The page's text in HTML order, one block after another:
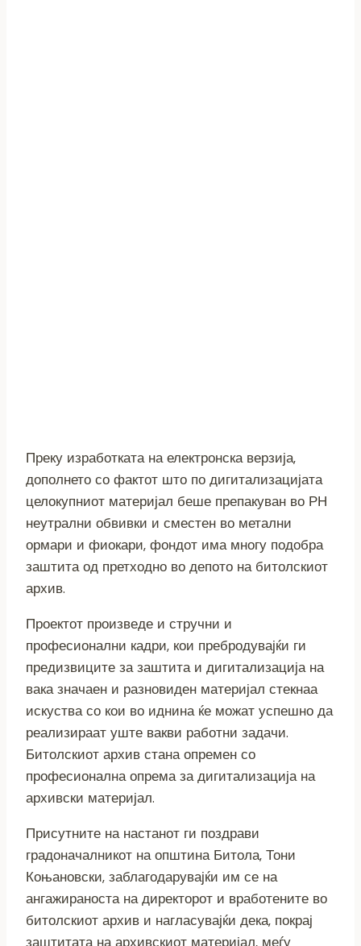
Преку изработката на електронска верзија,
дополнето со фактот што по дигитализацијата
целокупниот материјал беше препакуван во РН
неутрални обвивки и сместен во метални
ормари и фиокари, фондот има многу подобра
заштита од претходно во депото на битолскиот
архив.
Проектот произведе и стручни и
професионални кадри, кои пребродувајќи ги
предизвиците за заштита и дигитализација на
вака значаен и разновиден материјал стекнаа
искуства со кои во иднина ќе можат успешно да
реализираат уште вакви работни задачи.
Битолскиот архив стана опремен со
професионална опрема за дигитализација на
архивски материјал.
Присутните на настанот ги поздрави
градоначалникот на општина Битола, Тони
Коњановски, заблагодарувајќи им се на
ангажираноста на директорот и вработените во
битолскиот архив и нагласувајќи дека, покрај
заштитата на архивскиот материјал, меѓу